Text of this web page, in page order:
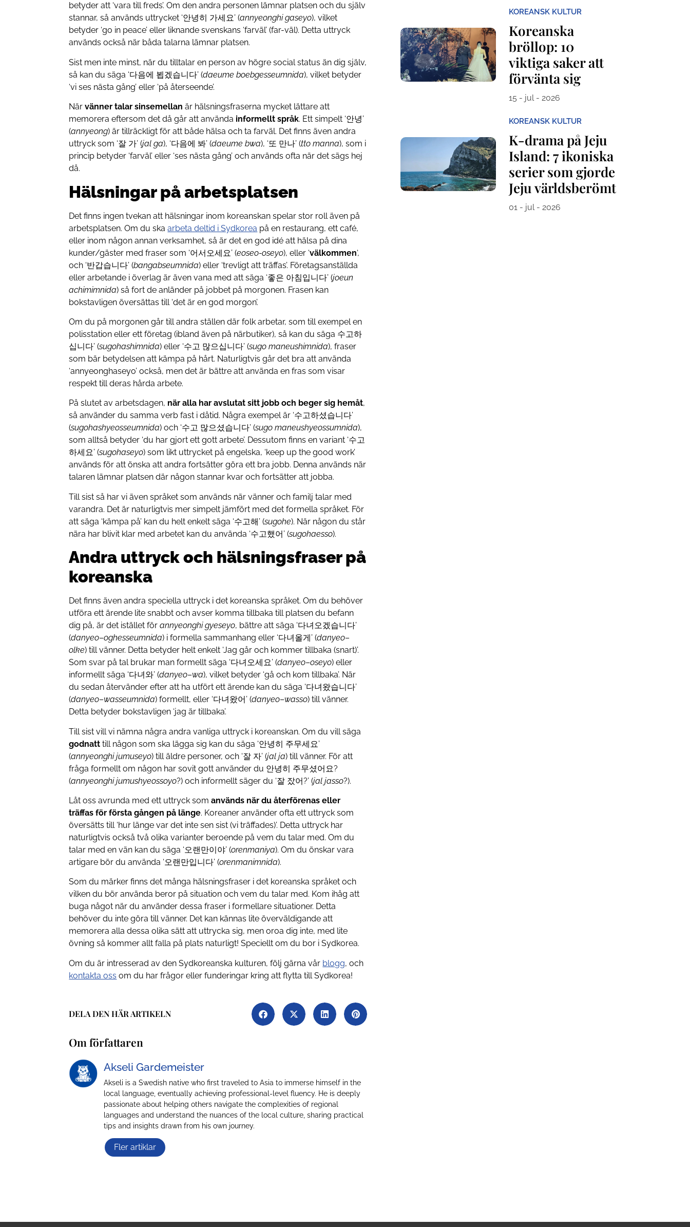
betyder att ‘vara till freds’. Om den andra personen lämnar platsen och du själv
stannar, så används uttrycket ‘안녕히 가세요’ (annyeonghi gaseyo), vilket
betyder ‘go in peace’ eller liknande svenskans ‘farväl’ (far-väl). Detta uttryck
används också när båda talarna lämnar platsen.
Sist men inte minst, när du tilltalar en person av högre social status än dig själv,
så kan du säga ‘다음에 뵙겠습니다’ (daeume boebgesseumnida), vilket betyder
‘vi ses nästa gång’ eller ‘på återseende’.
Närvänner talar sinsemellan är hälsningsfraserna mycket lättare att
memorera eftersom det då går att använda informellt språk. Ett simpelt ‘안녕’
(annyeong) är tillräckligt för att både hälsa och ta farväl. Det finns även andra
uttryck som ‘잘 가’ (jal ga), ‘다음에 봐’ (daeume bwa), ‘또 만나’ (tto manna), som i
princip betyder ‘farväl’ eller ‘ses nästa gång’ och används ofta när det sägs hej
då.
Hälsningar på arbetsplatsen
Det finns ingen tvekan att hälsningar inom koreanskan spelar stor roll även på
arbetsplatsen. Om du skaarbeta deltid i Sydkorea på en restaurang, ett café,
eller inom någon annan verksamhet, så är det en god idé att hälsa på dina
kunder/gäster med fraser som ‘어서오세요’ (eoseo-oseyo), eller ‘välkommen‘,
och ‘반갑습니다’ (bangabseumnida) eller ‘trevligt att träffas’. Företagsanställda
eller arbetande i överlag är även vana med att säga ‘좋은 아침입니다’ (joeun
achimimnida) så fort de anländer på jobbet på morgonen. Frasen kan
bokstavligen översättas till ‘det är en god morgon’.
Om du på morgonen går till andra ställen där folk arbetar, som till exempel en
polisstation eller ett företag (ibland även på närbutiker), så kan du säga 수고하
십니다’ (sugohashimnida) eller ‘수고 많으십니다’ (sugo maneushimnida), fraser
som bär betydelsen att kämpa på hårt. Naturligtvis går det bra att använda
‘annyeonghaseyo’ också, men det är bättre att använda en fras som visar
respekt till deras hårda arbete.
På slutet av arbetsdagen, när alla har avslutat sitt jobb och beger sig hemåt,
så använder du samma verb fast i dåtid. Några exempel är ‘수고하셨습니다’
(sugohashyeosseumnida) och ‘수고 많으셨습니다’ (sugo maneushyeossumnida),
som alltså betyder ‘du har gjort ett gott arbete’. Dessutom finns en variant ‘수고
하세요’ (sugohaseyo) som likt uttrycket på engelska, ‘keep up the good work’
används för att önska att andra fortsätter göra ett bra jobb. Denna används när
talaren lämnar platsen där någon stannar kvar och fortsätter att jobba.
Till sist så har vi även språket som används när vänner och familj talar med
varandra. Det är naturligtvis mer simpelt jämfört med det formella språket. För
att säga ‘kämpa på’ kan du helt enkelt säga ‘수고해’ (sugohe). När någon du står
nära har blivit klar med arbetet kan du använda ‘수고했어’ (sugohaesso).
Andra uttryck och hälsningsfraser på
koreanska
Det finns även andra speciella uttryck i det koreanska språket. Om du behöver
utföra ett ärende lite snabbt och avser komma tillbaka till platsen du befann
dig på, är det istället förannyeonghi gyeseyo, bättre att säga ‘다녀오겠습니다’
(danyeo–oghesseumnida) i formella sammanhang eller ‘다녀올게’ (danyeo–
olke) till vänner. Detta betyder helt enkelt ‘Jag går och kommer tillbaka (snart)’.
Som svar på tal brukar man formellt säga ‘다녀오세요’ (danyeo–oseyo) eller
informellt säga ‘다녀와’ (danyeo–wa), vilket betyder ‘gå och kom tillbaka’. När
du sedan återvänder efter att ha utfört ett ärende kan du säga ‘다녀왔습니다’
(danyeo–wasseumnida) formellt, eller ‘다녀왔어’ (danyeo–wasso) till vänner.
Detta betyder bokstavligen ‘jag är tillbaka’.
Till sist vill vi nämna några andra vanliga uttryck i koreanskan. Om du vill säga
godnatt till någon som ska lägga sig kan du säga ‘안녕히 주무세요’
(annyeonghi jumuseyo) till äldre personer, och ‘잘 자’ (jal ja) till vänner. För att
fråga formellt om någon har sovit gott använder du 안녕히 주무셨어요?
(annyeonghi jumushyeossoyo?) och informellt säger du ‘잘 잤어?’ (jal jasso?).
Låt oss avrunda med ett uttryck somanvänds när du återförenas eller
träffas för första gången på länge. Koreaner använder ofta ett uttryck som
översätts till ‘hur länge var det inte sen sist (vi träffades)’. Detta uttryck har
naturligtvis också två olika varianter beroende på vem du talar med. Om du
talar med en vän kan du säga ‘오랜만이야’ (orenmaniya). Om du önskar vara
artigare bör du använda ‘오랜만입니다’ (orenmanimnida).
Som du märker finns det många hälsningsfraser i det koreanska språket och
vilken du bör använda beror på situation och vem du talar med. Kom ihåg att
buga något när du använder dessa fraser i formellare situationer. Detta
behöver du inte göra till vänner. Det kan kännas lite överväldigande att
memorera alla dessa olika sätt att uttrycka sig, men oroa dig inte, med lite
övning så kommer allt falla på plats naturligt! Speciellt om du bor i Sydkorea.
Om du är intresserad av den Sydkoreanska kulturen, följ gärna vår blogg, och
kontakta oss om du har frågor eller funderingar kring att flytta till Sydkorea!
DELA DEN HÄR ARTIKELN
Om författaren
Akseli Gardemeister
Akseli is a Swedish native who first traveled to Asia to immerse himself in the
local language, eventually achieving professional-level fluency. He is deeply
passionate about helping others navigate the complexities of regional
languages and understand the nuances of the local culture, sharing practical
tips and insights drawn from his own journey.
Fler artiklar
KOREANSK KULTUR
Koreanska
bröllop: 10
viktiga saker att
förvänta sig
15 - jul - 2026
KOREANSK KULTUR
K-drama på Jeju
Island: 7 ikoniska
serier som gjorde
Jeju världsberömt
01 - jul - 2026